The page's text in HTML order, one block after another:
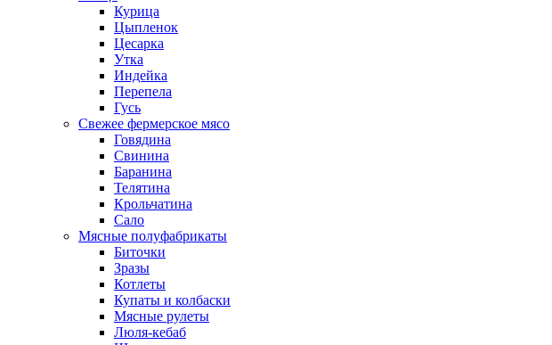
Курица
Цыпленок
Цесарка
Утка
Индейка
Перепела
Гусь
Свежее фермерское мясо
Говядина
Свинина
Баранина
Телятина
Крольчатина
Сало
Мясные полуфабрикаты
Биточки
Зразы
Котлеты
Купаты и колбаски
Мясные рулеты
Люля-кебаб